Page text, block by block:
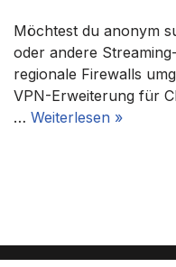
Möchtest du anonym
oder andere
regionale Firewalls
VPN-Erweiterung für
… Weiterlesen »